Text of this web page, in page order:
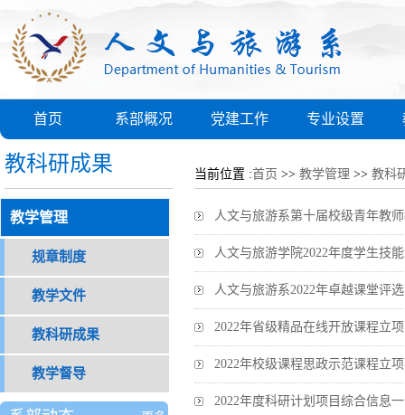
首页 系部概况 党建工作 专业设置
教科研成果
教学管理
规章制度
教学文件
教科研成果
教学督导
当前位置 :首页 >> 教学管理 >> 教科
人文与旅游系第十届校级青年教
人文与旅游学院2022年度学生技
人文与旅游系2022年卓越课堂评
2022年省级精品在线开放课程立
2022年校级课程思政示范课程立
2022年度科研计划项目综合信息